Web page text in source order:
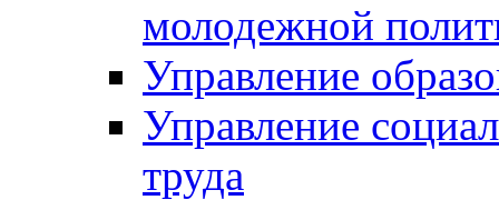
молодежной
Управление
Управление
труда